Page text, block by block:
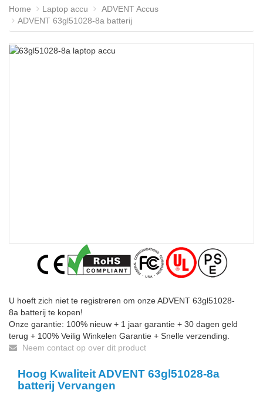
Home Laptop accu
ADVENT Accus
ADVENT 63gl51028-8a batterij
U hoeft zich niet te registreren om onze ADVENT 63gl51028-
8a batterij te kopen!
Onze garantie: 100% nieuw + 1 jaar garantie + 30 dagen geld
terug + 100% Veilig Winkelen Garantie + Snelle verzending.
Neem contact op over dit product
Hoog Kwaliteit ADVENT 63gl51028-8a
batterij Vervangen